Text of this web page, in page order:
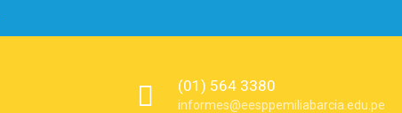
(01) 564 3380
informes@eesppemiliabarcia.edu.pe